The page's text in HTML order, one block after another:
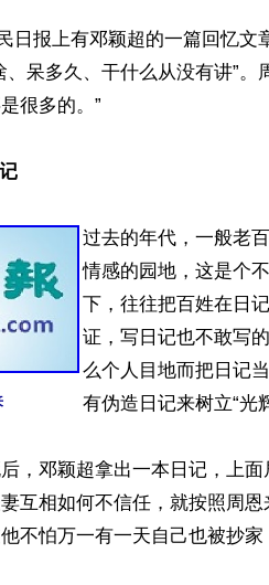
日报上有邓颖超的一篇回忆
、呆多久、干什么从没有讲”。
很多的。”
过去的年代，一般老
情感的园地，这是个
下，往往把百姓在日
证，写日记也不敢写
么个人目地而把日记
有伪造日记来树立“光
，邓颖超拿出一本日记，上
互相如何不信任，就按照周
不怕万一有一天自己也被抄